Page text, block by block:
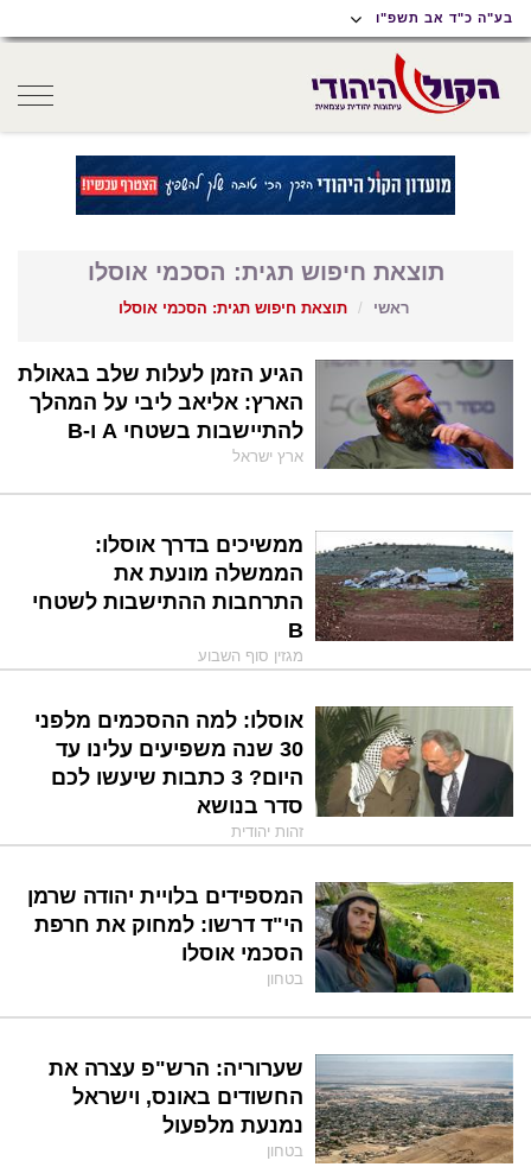
תפריט
נגישות
תפריט
ראשי
תוכן
ראשי
בע"ה כ"ד אב תשפ"ו
תוצאת חיפוש תגית: הסכמי אוסלו
ראשי תוצאת חיפוש תגית: הסכמי אוסלו
הגיע הזמן לעלות שלב בגאולת
הארץ: אליאב ליבי על המהלך
להתיישבות בשטחי A ו-B
ארץ ישראל
ממשיכים בדרך אוסלו:
הממשלה מונעת את
התרחבות ההתישבות לשטחי
B
מגזין סוף השבוע
אוסלו: למה ההסכמים מלפני
30 שנה משפיעים עלינו עד
היום? 3 כתבות שיעשו לכם
סדר בנושא
זהות יהודית
המספידים בלויית יהודה שרמן
הי"ד דרשו: למחוק את חרפת
הסכמי אוסלו
בטחון
שערוריה: הרש"פ עצרה את
החשודים באונס, וישראל
נמנעת מלפעול
בטחון